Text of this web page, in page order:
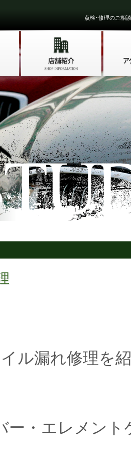
点検･修理のご相
ル漏れ修理を紹
ー・エレメント